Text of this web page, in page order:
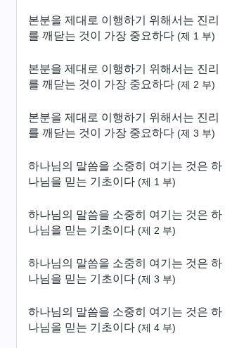
본분을 제대로 이행하기 위해서는 진리
를 깨닫는 것이 가장 중요하다 (제 1 부)
본분을 제대로 이행하기 위해서는 진리
를 깨닫는 것이 가장 중요하다 (제 2 부)
본분을 제대로 이행하기 위해서는 진리
를 깨닫는 것이 가장 중요하다 (제 3 부)
하나님의 말씀을 소중히 여기는 것은 하
나님을 믿는 기초이다 (제 1 부)
하나님의 말씀을 소중히 여기는 것은 하
나님을 믿는 기초이다 (제 2 부)
하나님의 말씀을 소중히 여기는 것은 하
나님을 믿는 기초이다 (제 3 부)
하나님의 말씀을 소중히 여기는 것은 하
나님을 믿는 기초이다 (제 4 부)